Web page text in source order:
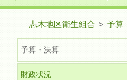
志木地区衛生組合 > 予算
予算・決算
財政状況